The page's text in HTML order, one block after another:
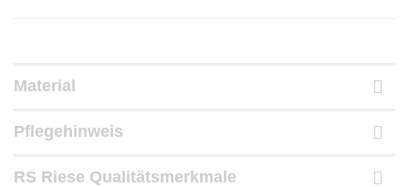
Material
Pflegehinweis
RS Riese Qualitätsmerkmale